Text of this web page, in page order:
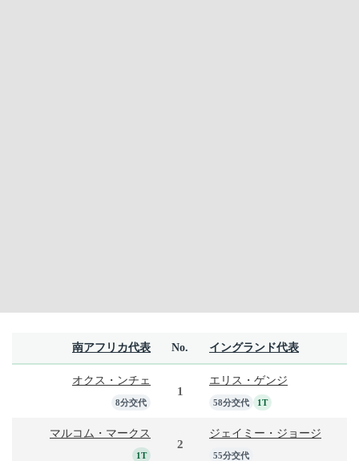
南アフリカ代表 No. イングランド代表
オクス・ンチェ
8分交代
1
エリス・ゲンジ
58分交代 1T
マルコム・マークス
1T
2
ジェイミー・ジョージ
55分交代